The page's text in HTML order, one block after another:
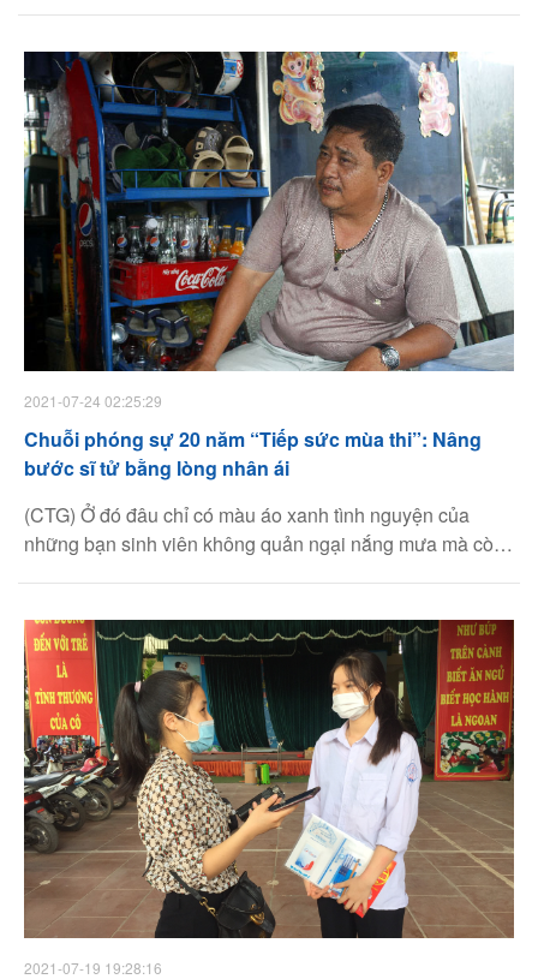
cộng đồng hơn. Tiếp tục những câu chuyện về hành trình
25 năm “Hỗ trợ thí sinh dự thi đại học, cao đẳng”, 20 năm
“Tiếp sức mùa thi” là chuỗi kí ức dài vô tận, mang đến
những giá trị còn mãi với thời gian. Anh Nguyễn Trọng
Hoàng - hiện là PGĐ Công ty TNHH Bao bì Phúc Thịnh -
với thâm niên 18 năm đồng hành cùng “Tiếp sức mùa thi”,
là anh lớn, người tiếp lửa cho bao thế hệ thanh niên. Khi
còn là đội trưởng đội sinh viên tình nguyện tại Bến xe
Miền Đông, anh Hoàng là người vận động cô chú xe ôm ở
đây tham gia hỗ trợ thí sinh và gia đình, bằng những cuốc
xe miễn phí hoặc giảm giá.
2021-07-24 02:25:29
Chuỗi phóng sự 20 năm “Tiếp sức mùa thi”: Nâng
bước sĩ tử bằng lòng nhân ái
(CTG) Ở đó đâu chỉ có màu áo xanh tình nguyện của
những bạn sinh viên không quản ngại nắng mưa mà còn
cánh tay thầm lặng của nhiều tấm lòng không cần ai phải
nhớ mặt, nhận tên.
2021-07-19 19:28:16